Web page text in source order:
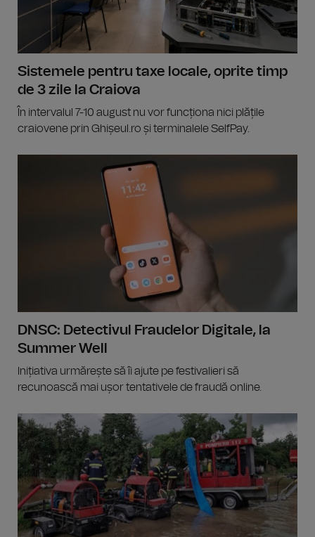
Sistemele pentru taxe locale, oprite timp
de 3 zile la Craiova
În intervalul 7-10 august nu vor funcționa nici plățile
craiovene prin Ghișeul.ro și terminalele SelfPay.
DNSC: Detectivul Fraudelor Digitale, la
Summer Well
Inițiativa urmărește să îi ajute pe festivalieri să
recunoască mai ușor tentativele de fraudă online.